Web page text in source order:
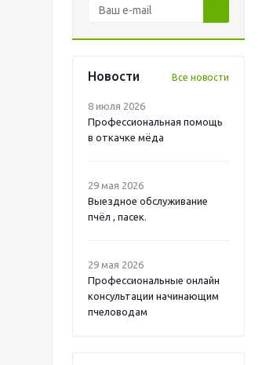
Новости Все новости
8 июля 2026
Профессиональная помощь
в откачке мёда
29 мая 2026
Выездное обслуживание
пчёл , пасек.
29 мая 2026
Профессиональные онлайн
консультации начинающим
пчеловодам